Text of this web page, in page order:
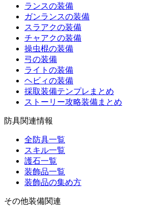
ランスの装備
ガンランスの装備
スラアクの装備
チャアクの装備
操虫棍の装備
弓の装備
ライトの装備
ヘビィの装備
採取装備テンプレまとめ
ストーリー攻略装備まとめ
防具関連情報
全防具一覧
スキル一覧
護石一覧
装飾品一覧
装飾品の集め方
その他装備関連